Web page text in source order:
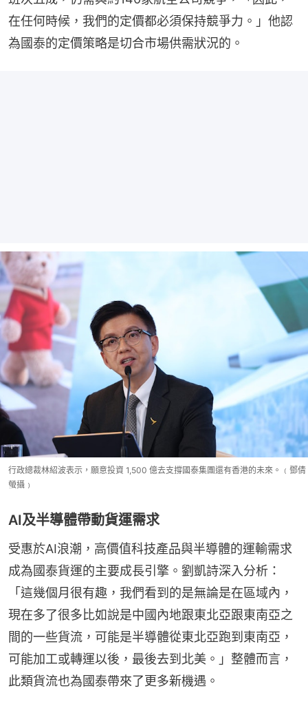
在任何時候，我們的定價都必須保持競爭力。」他認
為國泰的定價策略是切合市場供需狀況的。
行政總裁林紹波表示，願意投資 1,500 億去支撐國泰集團還有香港的未來。﹙鄧倩
螢攝﹚
AI及半導體帶動貨運需求
受惠於AI浪潮，高價值科技產品與半導體的運輸需求
成為國泰貨運的主要成長引擎。劉凱詩深入分析：
「這幾個月很有趣，我們看到的是無論是在區域內，
現在多了很多比如說是中國內地跟東北亞跟東南亞之
間的一些貨流，可能是半導體從東北亞跑到東南亞，
可能加工或轉運以後，最後去到北美。」整體而言，
此類貨流也為國泰帶來了更多新機遇。